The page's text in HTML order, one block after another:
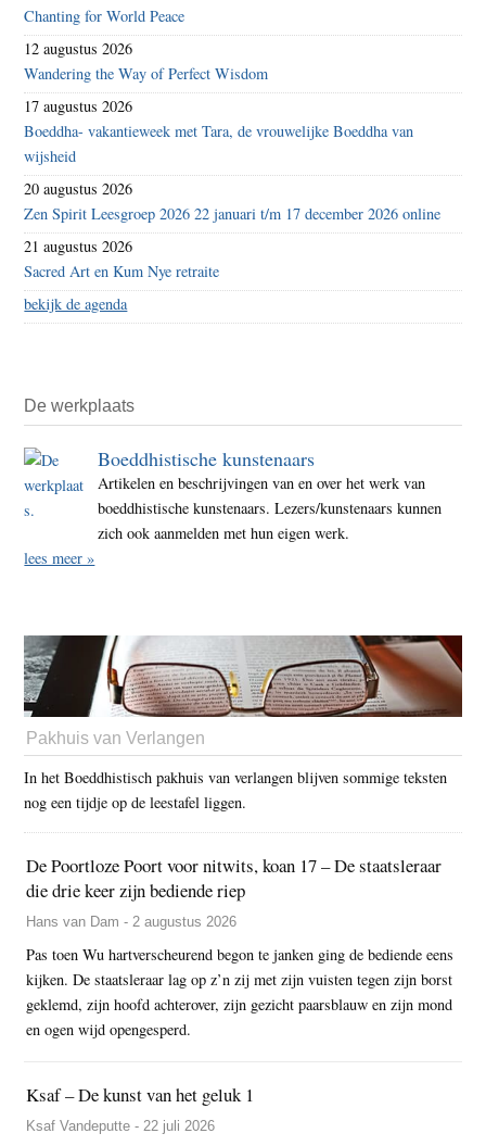
Chanting for World Peace
12 augustus 2026
Wandering the Way of Perfect Wisdom
17 augustus 2026
Boeddha- vakantieweek met Tara, de vrouwelijke Boeddha van
wijsheid
20 augustus 2026
Zen Spirit Leesgroep 2026 22 januari t/m 17 december 2026 online
21 augustus 2026
Sacred Art en Kum Nye retraite
bekijk de agenda
De werkplaats
Boeddhistische kunstenaars
Artikelen en beschrijvingen van en over het werk van
boeddhistische kunstenaars. Lezers/kunstenaars kunnen
zich ook aanmelden met hun eigen werk.
lees meer »
Pakhuis van Verlangen
In het Boeddhistisch pakhuis van verlangen blijven sommige teksten
nog een tijdje op de leestafel liggen.
De Poortloze Poort voor nitwits, koan 17 – De staatsleraar
die drie keer zijn bediende riep
Hans van Dam - 2 augustus 2026
Pas toen Wu hartverscheurend begon te janken ging de bediende eens
kijken. De staatsleraar lag op z’n zij met zijn vuisten tegen zijn borst
geklemd, zijn hoofd achterover, zijn gezicht paarsblauw en zijn mond
en ogen wijd opengesperd.
Ksaf – De kunst van het geluk 1
Ksaf Vandeputte - 22 juli 2026